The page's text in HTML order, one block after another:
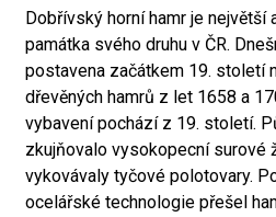
Dobřívský horní hamr je největší
památka svého druhu v ČR.
postavena začátkem 19. století
dřevěných hamrů z let 1658 a
vybavení pochází z 19. století.
zkujňovalo vysokopecní surové
vykovávaly tyčové polotovary.
ocelářské technologie přešel